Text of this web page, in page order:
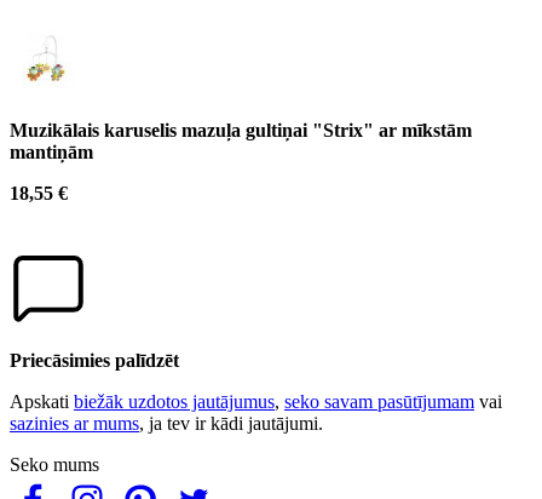
Muzikālais karuselis mazuļa gultiņai "Strix" ar mīkstām
mantiņām
18,55 €
Priecāsimies palīdzēt
Apskati biežāk uzdotos jautājumus, seko savam pasūtījumam vai
sazinies ar mums, ja tev ir kādi jautājumi.
Seko mums